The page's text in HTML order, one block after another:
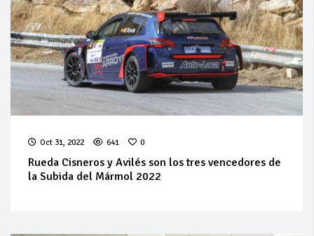
Oct 31, 2022 641 0
Rueda Cisneros y Avilés son los tres vencedores de
la Subida del Mármol 2022